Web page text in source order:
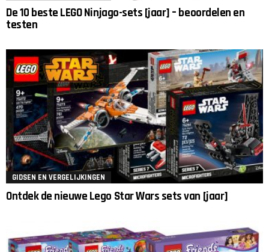
De 10 beste LEGO Ninjago-sets [jaar] – beoordelen en
testen
GIDSEN EN VERGELIJKINGEN
Ontdek de nieuwe Lego Star Wars sets van [jaar]